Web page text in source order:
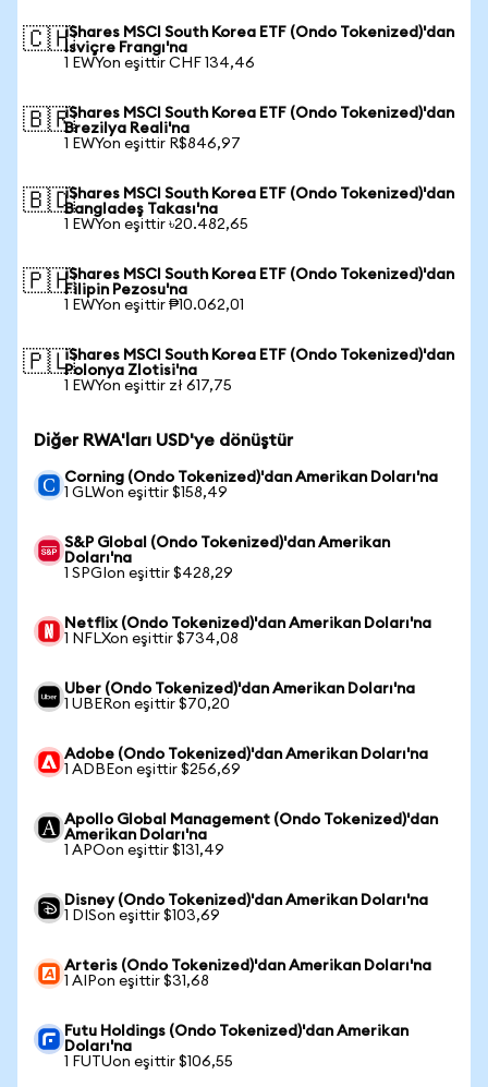
🇨🇭iShares MSCI South Korea ETF (Ondo Tokenized)'dan
İsviçre Frangı'na
1 EWYon eşittir CHF 134,46
🇧🇷iShares MSCI South Korea ETF (Ondo Tokenized)'dan
Brezilya Reali'na
1 EWYon eşittir R$846,97
🇧🇩iShares MSCI South Korea ETF (Ondo Tokenized)'dan
Bangladeş Takası'na
1 EWYon eşittir ৳20.482,65
🇵🇭iShares MSCI South Korea ETF (Ondo Tokenized)'dan
Filipin Pezosu'na
1 EWYon eşittir ₱10.062,01
🇵🇱iShares MSCI South Korea ETF (Ondo Tokenized)'dan
Polonya Zlotisi'na
1 EWYon eşittir zł 617,75
Diğer RWA'ları USD'ye dönüştür
Corning (Ondo Tokenized)'dan Amerikan Doları'na
1 GLWon eşittir $158,49
S&P Global (Ondo Tokenized)'dan Amerikan
Doları'na
1 SPGIon eşittir $428,29
Netflix (Ondo Tokenized)'dan Amerikan Doları'na
1 NFLXon eşittir $734,08
Uber (Ondo Tokenized)'dan Amerikan Doları'na
1 UBERon eşittir $70,20
Adobe (Ondo Tokenized)'dan Amerikan Doları'na
1 ADBEon eşittir $256,69
Apollo Global Management (Ondo Tokenized)'dan
Amerikan Doları'na
1 APOon eşittir $131,49
Disney (Ondo Tokenized)'dan Amerikan Doları'na
1 DISon eşittir $103,69
Arteris (Ondo Tokenized)'dan Amerikan Doları'na
1 AIPon eşittir $31,68
Futu Holdings (Ondo Tokenized)'dan Amerikan
Doları'na
1 FUTUon eşittir $106,55